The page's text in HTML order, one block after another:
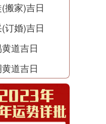
搬家)吉日
订婚)吉日
道吉日
道吉日